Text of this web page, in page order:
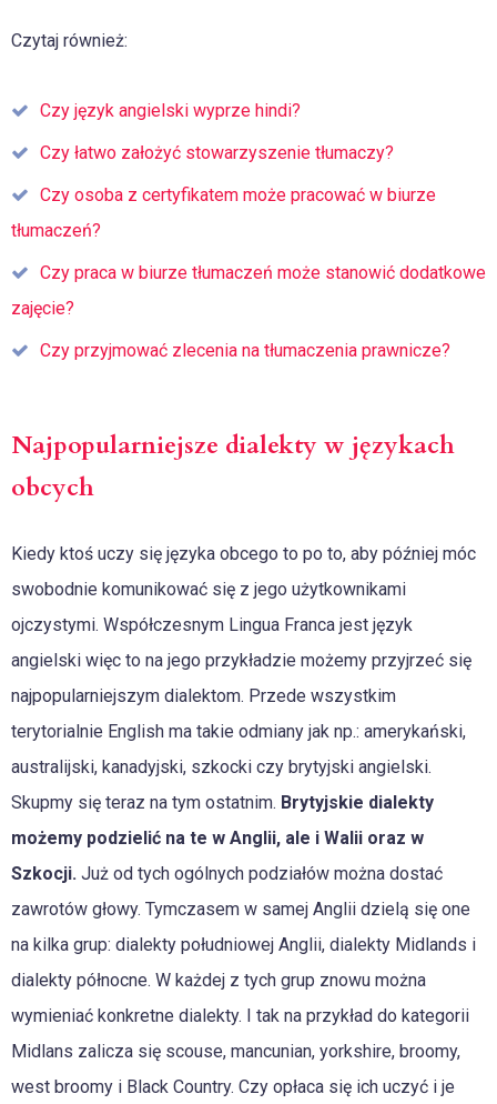
Czytaj również:
Czy język angielski wyprze hindi?
Czy łatwo założyć stowarzyszenie tłumaczy?
Czy osoba z certyfikatem może pracować w biurze
tłumaczeń?
Czy praca w biurze tłumaczeń może stanowić dodatkowe
zajęcie?
Czy przyjmować zlecenia na tłumaczenia prawnicze?
Najpopularniejsze dialekty w językach
obcych
Kiedy ktoś uczy się języka obcego to po to, aby później móc
swobodnie komunikować się z jego użytkownikami
ojczystymi. Współczesnym Lingua Franca jest język
angielski więc to na jego przykładzie możemy przyjrzeć się
najpopularniejszym dialektom. Przede wszystkim
terytorialnie English ma takie odmiany jak np.: amerykański,
australijski, kanadyjski, szkocki czy brytyjski angielski.
Skupmy się teraz na tym ostatnim. Brytyjskie dialekty
możemy podzielić na te w Anglii, ale i Walii oraz w
Szkocji. Już od tych ogólnych podziałów można dostać
zawrotów głowy. Tymczasem w samej Anglii dzielą się one
na kilka grup: dialekty południowej Anglii, dialekty Midlands i
dialekty północne. W każdej z tych grup znowu można
wymieniać konkretne dialekty. I tak na przykład do kategorii
Midlans zalicza się scouse, mancunian, yorkshire, broomy,
west broomy i Black Country. Czy opłaca się ich uczyć i je